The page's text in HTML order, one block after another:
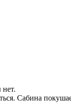
нет.
Сабина